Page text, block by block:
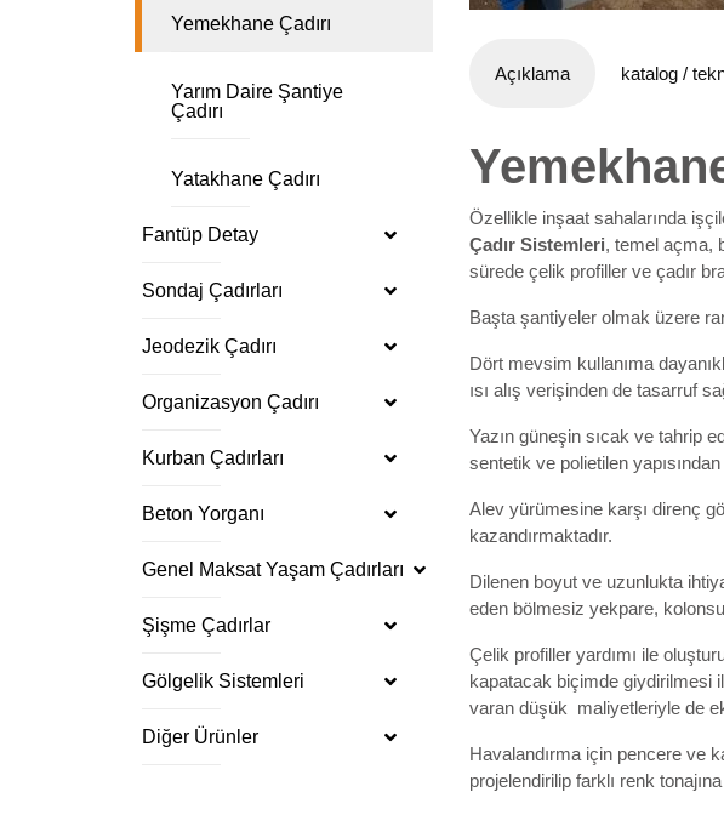
Yemekhane Çadırı
Yarım Daire Şantiye
Çadırı
Yatakhane Çadırı
Fantüp Detay
Sondaj Çadırları
Jeodezik Çadırı
Organizasyon Çadırı
Kurban Çadırları
Beton Yorganı
Genel Maksat Yaşam Çadırları
Şişme Çadırlar
Gölgelik Sistemleri
Diğer Ürünler
Açıklama katalog /
Özellikle inşaat sahalarında
Çadır Sistemleri, temel açma,
sürede çelik profiller ve çadır
Başta şantiyeler olmak üzere
Dört mevsim kullanıma
ısı alış verişinden de tasarruf
Yazın güneşin sıcak ve tahrip
sentetik ve polietilen yapısından
Alev yürümesine karşı direnç
kazandırmaktadır.
Dilenen boyut ve uzunlukta
eden bölmesiz yekpare,
Çelik profiller yardımı ile
kapatacak biçimde giydirilmesi
varan düşük maliyetleriyle de
Havalandırma için pencere ve
projelendirilip farklı renk